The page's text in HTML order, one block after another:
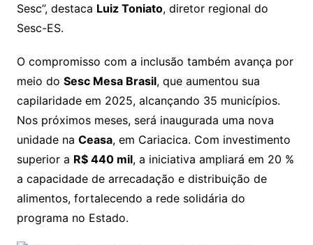
Sesc”, destaca Luiz Toniato, diretor regional do
Sesc-ES.
O compromisso com a inclusão também avança por
meio do Sesc Mesa Brasil, que aumentou sua
capilaridade em 2025, alcançando 35 municípios.
Nos próximos meses, será inaugurada uma nova
unidade na Ceasa, em Cariacica. Com investimento
superior a R$ 440 mil, a iniciativa ampliará em 20 %
a capacidade de arrecadação e distribuição de
alimentos, fortalecendo a rede solidária do
programa no Estado.